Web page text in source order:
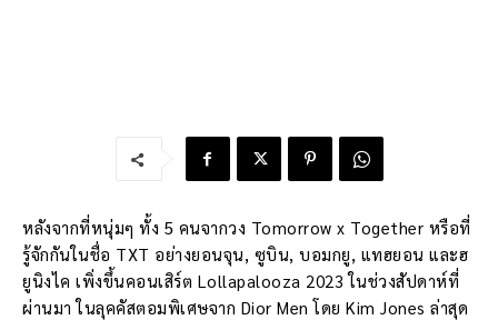
หลังจากที่หนุ่มๆ ทั้ง 5 คนจากวง Tomorrow x Together หรือที่
รู้จักกันในชื่อ TXT อย่างยอนจุน, ซูบิน, บอมกยู, แทฮยอน และฮ
ยูนิงไค เพิ่งขึ้นคอนเสิร์ต Lollapalooza 2023 ในช่วงสัปดาห์ที่
ผ่านมา ในลุคคัสตอมพิเศษจาก Dior Men โดย Kim Jones ล่าสุด